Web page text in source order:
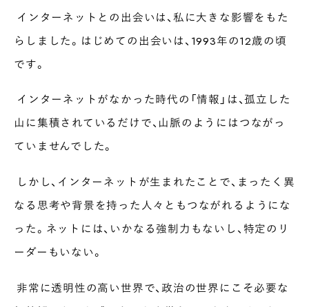
インターネットとの出会いは、私に大きな影響をもた
らしました。はじめての出会いは、1993年の12歳の頃
です。
インターネットがなかった時代の「情報」は、孤立した
山に集積されているだけで、山脈のようにはつながっ
ていませんでした。
しかし、インターネットが生まれたことで、まったく異
なる思考や背景を持った人々ともつながれるようにな
った。ネットには、いかなる強制力もないし、特定のリ
ーダーもいない。
非常に透明性の高い世界で、政治の世界にこそ必要な